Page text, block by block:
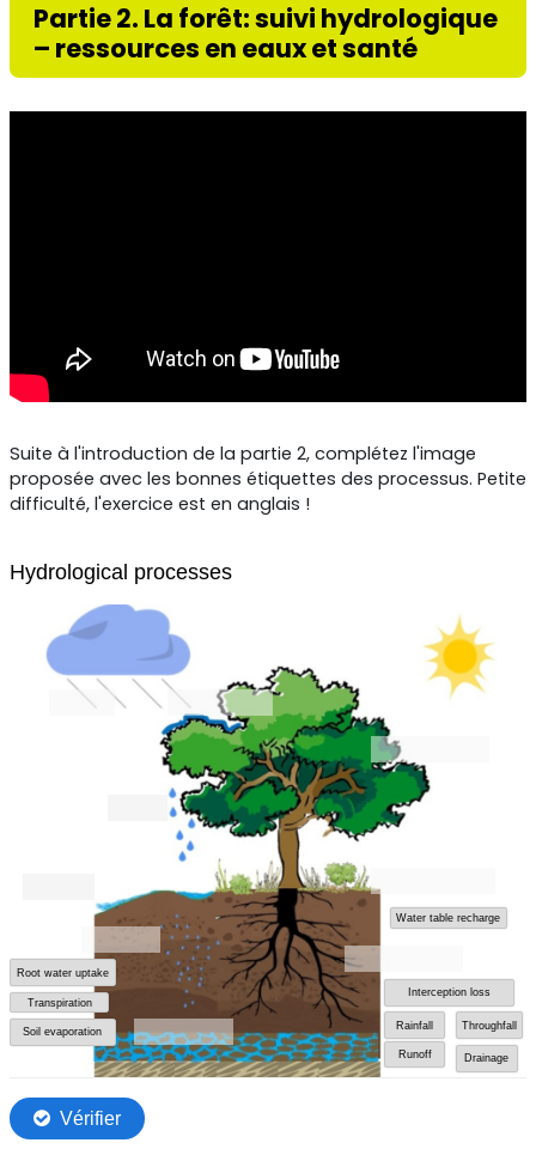
Partie 2. La forêt: suivi hydrologique
– ressources en eaux et santé
Suite à l'introduction de la partie 2, complétez l'image
proposée avec les bonnes étiquettes des processus. Petite
difficulté, l'exercice est en anglais !